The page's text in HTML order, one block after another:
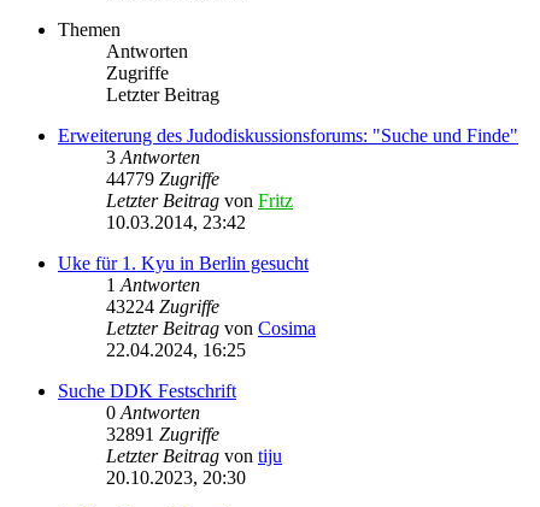
Themen
Antworten
Zugriffe
Letzter Beitrag
Erweiterung des Judodiskussionsforums: "Suche und Finde"
3 Antworten
44779 Zugriffe
Letzter Beitrag von Fritz
10.03.2014, 23:42
Uke für 1. Kyu in Berlin gesucht
1 Antworten
43224 Zugriffe
Letzter Beitrag von Cosima
22.04.2024, 16:25
Suche DDK Festschrift
0 Antworten
32891 Zugriffe
Letzter Beitrag von tiju
20.10.2023, 20:30